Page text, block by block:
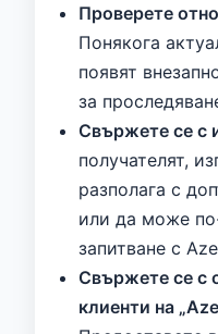
Проверете
Понякога
появят
за
Свържете се с
получателят,
разполага с
или да може
запитване с
Свържете се с
клиенти на